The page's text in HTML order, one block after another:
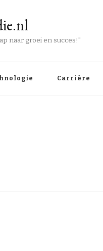
naar groei en succes!"
Carrière